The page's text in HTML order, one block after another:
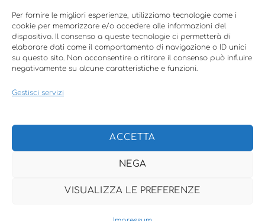
Per fornire le migliori esperienze, utilizziamo tecnologie come i
cookie per memorizzare e/o accedere alle informazioni del
dispositivo. Il consenso a queste tecnologie ci permetterà di
elaborare dati come il comportamento di navigazione o ID unici
su questo sito. Non acconsentire o ritirare il consenso può influire
negativamente su alcune caratteristiche e funzioni.
Gestisci servizi
ACCETTA
NEGA
VISUALIZZA LE PREFERENZE
aggiornata sulle novità diCanva.
Menu